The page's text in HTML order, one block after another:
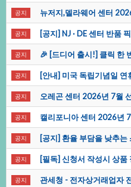
공지 뉴저지,델라웨어센터
공지 [공지]NJ·DE센터반품
공지 🎉[드디어출시!]클릭한
공지 [안내]미국독립기념일
공지 오레곤센터2026년7월
공지 캘리포니아센터2026년
공지 [공지]환율부담을낮추
공지 [필독]신청서작성시상
공지 관세청-전자상거래업자